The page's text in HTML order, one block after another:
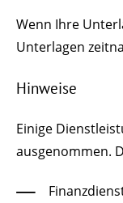
Wenn Ihre
Unterlagen
Hinweise
Einige
ausgenommen.